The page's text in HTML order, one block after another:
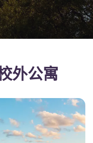
外公寓